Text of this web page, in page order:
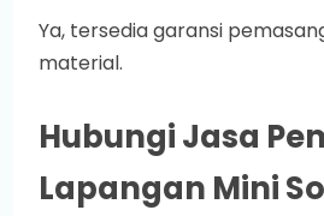
Ya, tersedia garansi
material.
Hubungi Jasa
Lapangan Mini